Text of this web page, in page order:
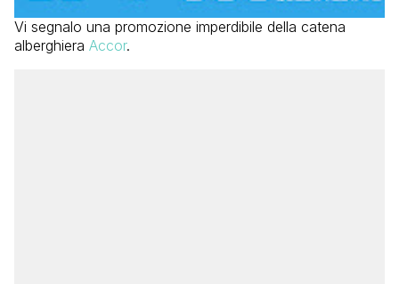
Vi segnalo una promozione imperdibile della catena
alberghiera Accor.